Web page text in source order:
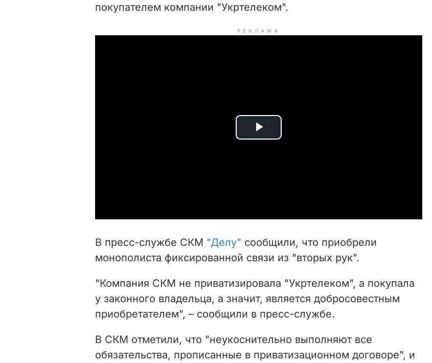
покупателем компании "Укртелеком".
РЕКЛАМА
P
i
d
e
o
В пресс-службе СКМ "Делу" сообщили, что приобрели
монополиста фиксированной связи из "вторых рук".
"Компания СКМ не приватизировала "Укртелеком", а покупала
у законного владельца, а значит, является добросовестным
приобретателем", – сообщили в пресс-службе.
В СКМ отметили, что "неукоснительно выполняют все
обязательства, прописанные в приватизационном договоре", и